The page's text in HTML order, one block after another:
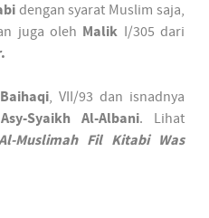
dengan syarat Muslim saja,
juga oleh Malik I/305 dari
, VII/93 dan isnadnya
Asy-Syaikh Al-Albani. Lihat
Muslimah Fil Kitabi Was